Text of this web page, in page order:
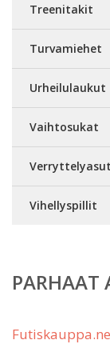
Treenitakit
Turvamiehet
Urheilulaukut
Vaihtosukat
Verryttelyasut
Vihellyspillit
PARHAAT